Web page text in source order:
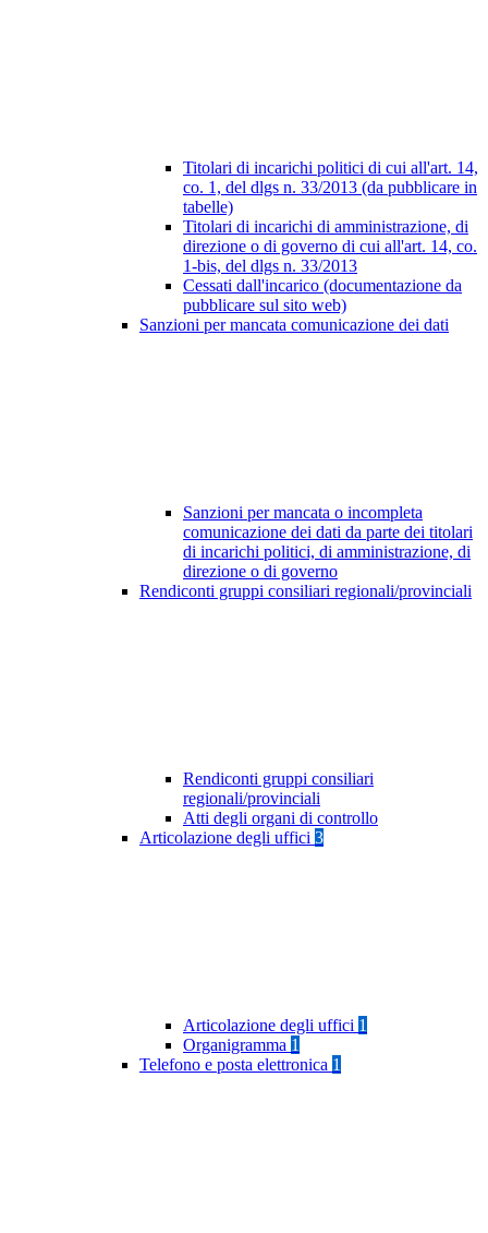
Titolari di incarichi politici di cui all'art. 14,
co. 1, del dlgs n. 33/2013 (da pubblicare in
tabelle)
Titolari di incarichi di amministrazione, di
direzione o di governo di cui all'art. 14, co.
1-bis, del dlgs n. 33/2013
Cessati dall'incarico (documentazione da
pubblicare sul sito web)
Sanzioni per mancata comunicazione dei dati
Sanzioni per mancata o incompleta
comunicazione dei dati da parte dei titolari
di incarichi politici, di amministrazione, di
direzione o di governo
Rendiconti gruppi consiliari regionali/provinciali
Rendiconti gruppi consiliari
regionali/provinciali
Atti degli organi di controllo
Articolazione degli uffici 3
Articolazione degli uffici 1
Organigramma 1
Telefono e posta elettronica 1